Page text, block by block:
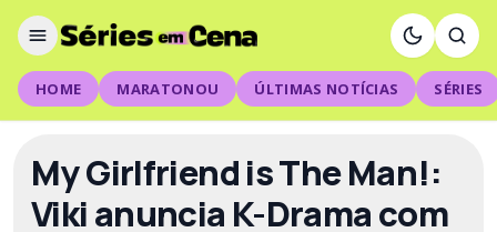
HOME MARATONOU ÚLTIMAS NOTÍCIAS SÉRIES
My Girlfriend is The Man!:
Viki anuncia K-Drama com